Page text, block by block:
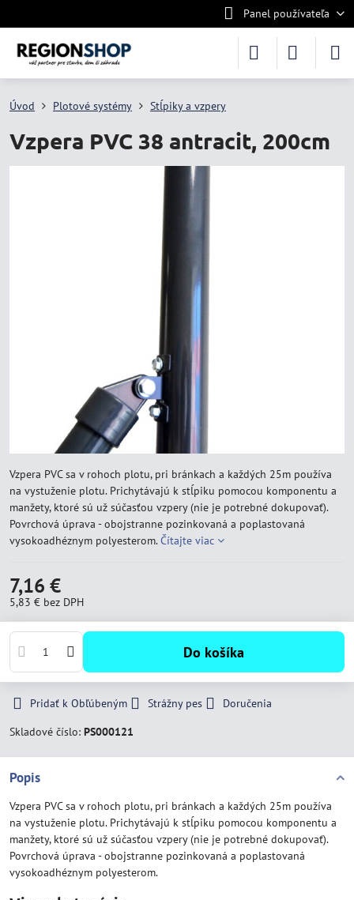
Panel používateľa
Úvod Plotové systémy Stĺpiky a vzpery
Vzpera PVC 38 antracit, 200cm
Vzpera PVC sa v rohoch plotu, pri bránkach a každých 25m používa
na vystuženie plotu. Prichytávajú k stĺpiku pomocou komponentu a
manžety, ktoré sú už súčasťou vzpery (nie je potrebné dokupovať).
Povrchová úprava - obojstranne pozinkovaná a poplastovaná
vysokoadhéznym polyesterom.Čítajte viac
7,16 €
5,83 € bez DPH
Do košíka
Pridať k Obľúbeným Strážny pes
Doručenia
Skladové číslo: PS000121
Popis
Vzpera PVC sa v rohoch plotu, pri bránkach a každých 25m používa
na vystuženie plotu. Prichytávajú k stĺpiku pomocou komponentu a
manžety, ktoré sú už súčasťou vzpery (nie je potrebné dokupovať).
Povrchová úprava - obojstranne pozinkovaná a poplastovaná
vysokoadhéznym polyesterom.